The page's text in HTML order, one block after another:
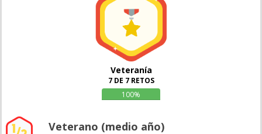
Veteranía
7 DE 7 RETOS
100%
Veterano (medio año)